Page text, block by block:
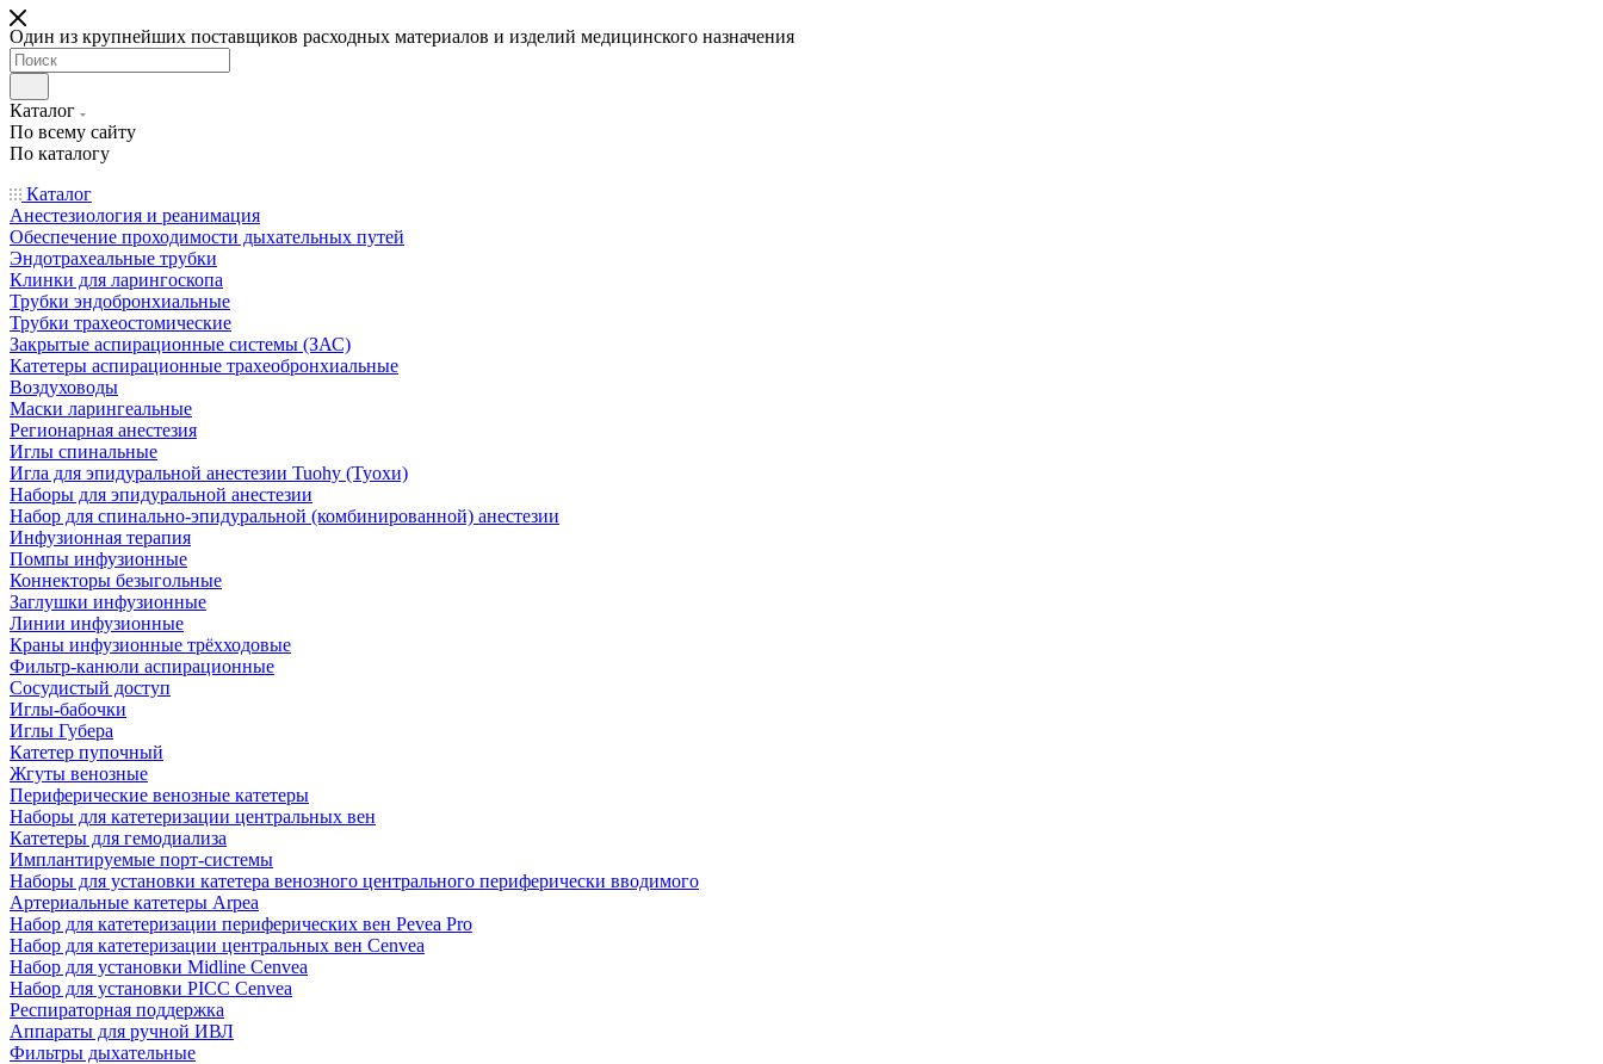
Один из крупнейших поставщиков расходных материалов и изделий медицинского назначения
Каталог
По всему сайту
По каталогу
Каталог
Анестезиология и реанимация
Обеспечение проходимости дыхательных путей
Эндотрахеальные трубки
Клинки для ларингоскопа
Трубки эндобронхиальные
Трубки трахеостомические
Закрытые аспирационные системы (ЗАС)
Катетеры аспирационные трахеобронхиальные
Воздуховоды
Маски ларингеальные
Регионарная анестезия
Иглы спинальные
Игла для эпидуральной анестезии Tuohy (Туохи)
Наборы для эпидуральной анестезии
Набор для спинально-эпидуральной (комбинированной) анестезии
Инфузионная терапия
Помпы инфузионные
Коннекторы безыгольные
Заглушки инфузионные
Линии инфузионные
Краны инфузионные трёхходовые
Фильтр-канюли аспирационные
Сосудистый доступ
Иглы-бабочки
Иглы Губера
Катетер пупочный
Жгуты венозные
Периферические венозные катетеры
Наборы для катетеризации центральных вен
Катетеры для гемодиализа
Имплантируемые порт‑системы
Наборы для установки катетера венозного центрального периферически вводимого
Артериальные катетеры Arpea
Набор для катетеризации периферических вен Pevea Pro
Набор для катетеризации центральных вен Cenvea
Набор для установки Midline Cenvea
Набор для установки PICC Cenvea
Респираторная поддержка
Аппараты для ручной ИВЛ
Фильтры дыхательные